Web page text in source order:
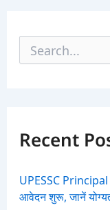
e
f
o
:
Recent
UPESSC Principal
आवेदन शुरू, जानें